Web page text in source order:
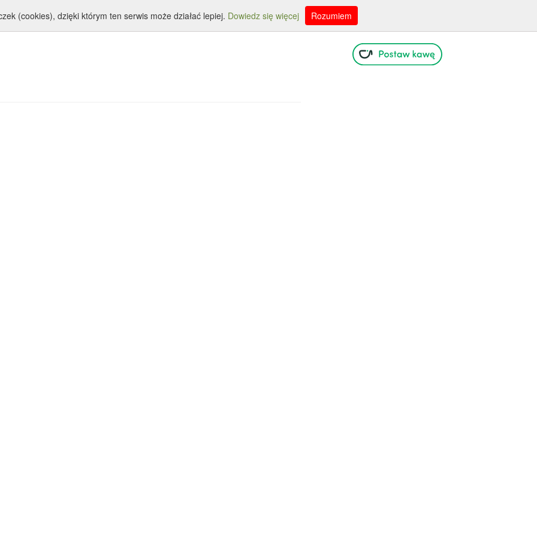
Download RouterDatabase
(cookies), dzięki którym ten serwis może działać lepiej. Dowiedz się więcej Rozumiem